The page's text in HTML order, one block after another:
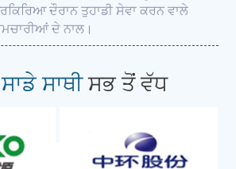
ਦੌਰਾਨ ਤੁਹਾਡੀ ਸੇਵਾ ਕਰਨ ਵਾਲੇ
ਦੇ ਨਾਲ।
ਸਾਡੇ ਸਾਥੀਸਭ ਤੋਂ ਵੱਧ